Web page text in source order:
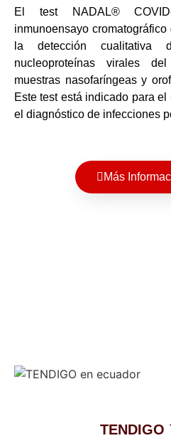
El test NADAL®
inmunoensayo
la detección cualitativa
nucleoproteínas virales
muestras nasofaríngeas y
Este test está indicado para
el diagnóstico de infecciones
Más